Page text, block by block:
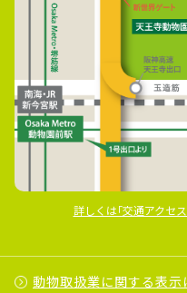
詳しくは｢交通アクセ
動物取扱業に関する表示